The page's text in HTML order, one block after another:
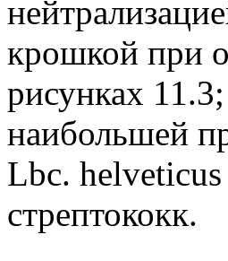
крошкой при
рисунках
наибольшей
Lbc.
стрептококк.